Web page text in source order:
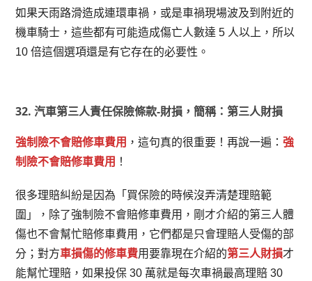
如果天雨路滑造成連環車禍，或是車禍現場波及到附近的
機車騎士，這些都有可能造成傷亡人數達 5 人以上，所以
10 倍這個選項還是有它存在的必要性。
32. 汽車第三人責任保險條款-財損，簡稱：第三人財損
強制險不會賠修車費用 ，這句真的很重要！再說一遍：強
制險不會賠修車費用 ！
很多理賠糾紛是因為「買保險的時候沒弄清楚理賠範
圍」，除了強制險不會賠修車費用，剛才介紹的第三人體
傷也不會幫忙賠修車費用，它們都是只會理賠人受傷的部
分；對方車損傷的修車費用要靠現在介紹的第三人財損才
能幫忙理賠，如果投保 30 萬就是每次車禍最高理賠 30